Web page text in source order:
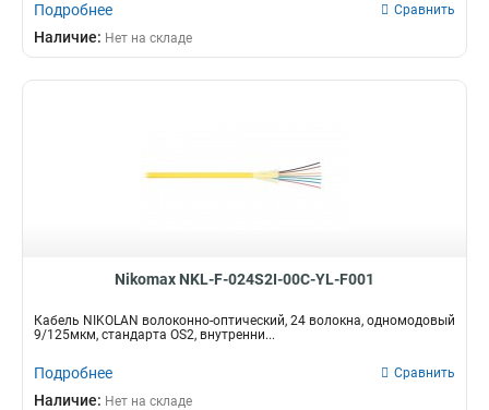
Подробнее Сравнить
Наличие: Нет на складе
Nikomax NKL-F-024S2I-00C-YL-F001
Кабель NIKOLAN волоконно-оптический, 24 волокна, одномодовый
9/125мкм, стандарта OS2, внутренни...
Подробнее Сравнить
Наличие: Нет на складе